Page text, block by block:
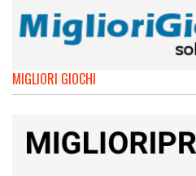
MIGLIORI GIOCHI